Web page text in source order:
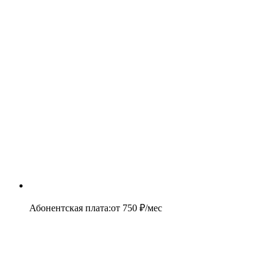
Абонентская плата:от 750 ₽/мес